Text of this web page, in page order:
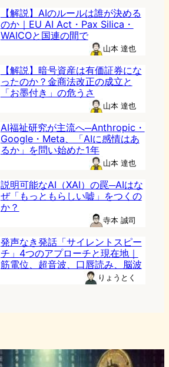
【解説】AIのルールは誰が決める
のか｜EU AI Act・Pax Silica・
WAICOと国連の間で
山本 達也
【解説】暗号資産は有価証券にな
ったのか？金商法改正の成立と
「お墨付き」の危うさ
山本 達也
AI福祉研究が主流へ─Anthropic・
Google・Meta、「AIに感情はあ
るか」を問い始めた1年
山本 達也
説明可能なAI（XAI）の罠─AIはな
ぜ「もっともらしい嘘」をつくの
か？
寺本 誠司
発声なき発話「サイレントスピー
チ」4つのアプローチと現在地｜
筋電位、超音波、口唇読み、脳波
りょうとく